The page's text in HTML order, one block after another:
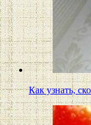
Как узнать,